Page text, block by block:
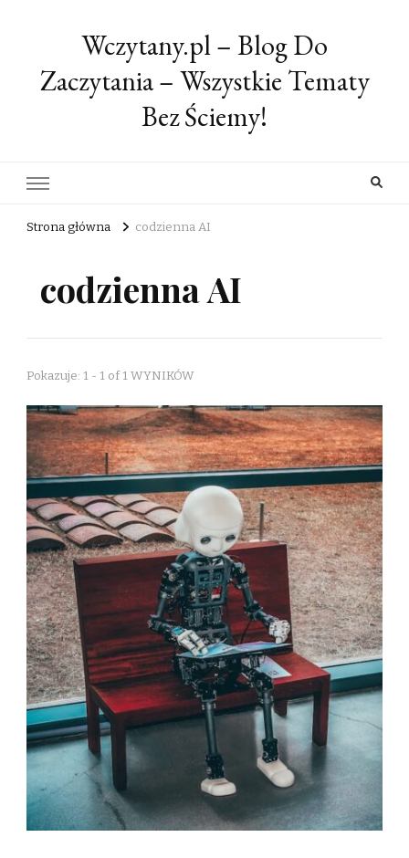
Wczytany.pl – Blog Do
Zaczytania – Wszystkie Tematy
Bez Ściemy!
Strona główna codzienna AI
codzienna AI
Pokazuje: 1 - 1 of 1 WYNIKÓW